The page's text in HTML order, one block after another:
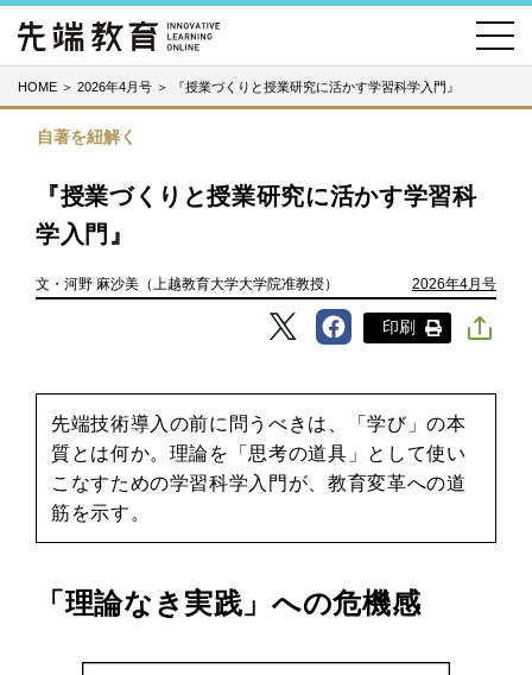
HOME ＞ 2026年4月号 ＞ 『授業づくりと授業研究に活かす学習科学入門』
自著を紐解く
『授業づくりと授業研究に活かす学習科
学入門』
文・河野 麻沙美（上越教育大学大学院准教授） 2026年4月号
印刷
先端技術導入の前に問うべきは、「学び」の本
質とは何か。理論を「思考の道具」として使い
こなすための学習科学入門が、教育変革への道
筋を示す。
「理論なき実践」への危機感